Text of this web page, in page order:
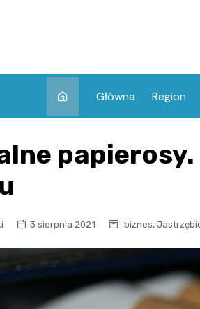
Główna Region
3 sierpnia 2021 biznes,